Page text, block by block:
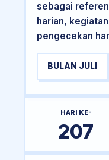
sebagai
harian,
pengecekan
BULAN JULI
HARI KE-
207